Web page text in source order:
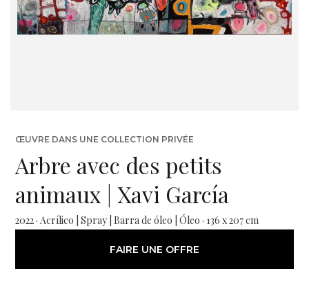
ŒUVRE DANS UNE COLLECTION PRIVÉE
Arbre avec des petits
animaux | Xavi García
2022 · Acrílico | Spray | Barra de óleo | Óleo · 136 x 207 cm
FAIRE UNE OFFRE